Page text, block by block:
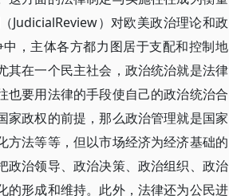
JudicialReview）对欧美政治理论和政
，主体各方都力图居于支配和控制地
其在一个民主社会，政治统治就是法律
也要用法律的手段使自己的政治统治合
家政权的前提，那么政治管理就是国家
方法等等，但以市场经济为经济基础的
政治领导、政治决策、政治组织、政治
的形成和维持。此外，法律还为公民进